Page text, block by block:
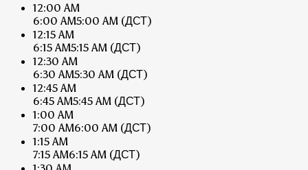
12:00 AM
6:00 AM5:00 AM (ДСТ)
12:15 AM
6:15 AM5:15 AM (ДСТ)
12:30 AM
6:30 AM5:30 AM (ДСТ)
12:45 AM
6:45 AM5:45 AM (ДСТ)
1:00 AM
7:00 AM6:00 AM (ДСТ)
1:15 AM
7:15 AM6:15 AM (ДСТ)